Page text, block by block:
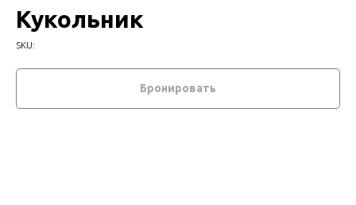
Кукольник
SKU:
Бронировать